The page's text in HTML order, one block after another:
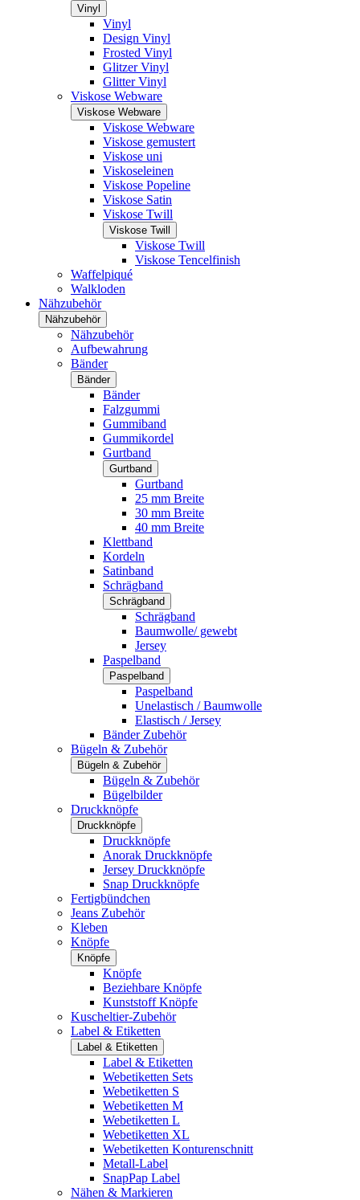
Vinyl
Vinyl
Design Vinyl
Frosted Vinyl
Glitzer Vinyl
Glitter Vinyl
Viskose Webware
Viskose Webware
Viskose Webware
Viskose gemustert
Viskose uni
Viskoseleinen
Viskose Popeline
Viskose Satin
Viskose Twill
Viskose Twill
Viskose Twill
Viskose Tencelfinish
Waffelpiqué
Walkloden
Nähzubehör
Nähzubehör
Nähzubehör
Aufbewahrung
Bänder
Bänder
Bänder
Falzgummi
Gummiband
Gummikordel
Gurtband
Gurtband
Gurtband
25 mm Breite
30 mm Breite
40 mm Breite
Klettband
Kordeln
Satinband
Schrägband
Schrägband
Schrägband
Baumwolle/ gewebt
Jersey
Paspelband
Paspelband
Paspelband
Unelastisch / Baumwolle
Elastisch / Jersey
Bänder Zubehör
Bügeln & Zubehör
Bügeln & Zubehör
Bügeln & Zubehör
Bügelbilder
Druckknöpfe
Druckknöpfe
Druckknöpfe
Anorak Druckknöpfe
Jersey Druckknöpfe
Snap Druckknöpfe
Fertigbündchen
Jeans Zubehör
Kleben
Knöpfe
Knöpfe
Knöpfe
Beziehbare Knöpfe
Kunststoff Knöpfe
Kuscheltier-Zubehör
Label & Etiketten
Label & Etiketten
Label & Etiketten
Webetiketten Sets
Webetiketten S
Webetiketten M
Webetiketten L
Webetiketten XL
Webetiketten Konturenschnitt
Metall-Label
SnapPap Label
Nähen & Markieren